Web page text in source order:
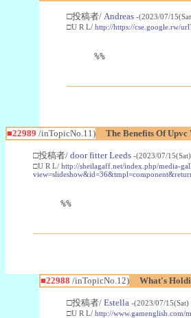
□投稿者/ Andreas -(2023/07/
□U R L/ http://https://cse.google.rw/
%%
■22989 /inTopicNo.11) The Benefits Of
□投稿者/ door fitter Leeds -(2023/07/
□U R L/ http://sheilagaff.net/index.php/media-
%%
■22988 /inTopicNo.12) What's
□投稿者/ Estella -(2023/07/
□U R L/ http://www.gamenglish.com/